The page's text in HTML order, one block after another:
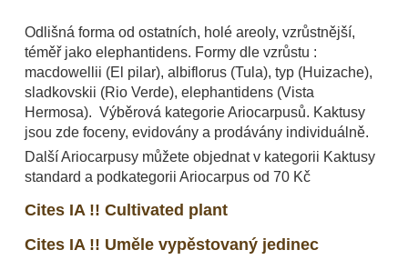
Odlišná forma od ostatních, holé areoly, vzrůstnější,
téměř jako elephantidens. Formy dle vzrůstu :
macdowellii (El pilar), albiflorus (Tula), typ (Huizache),
sladkovskii (Rio Verde), elephantidens (Vista
Hermosa). Výběrová kategorie Ariocarpusů. Kaktusy
jsou zde foceny, evidovány a prodávány individuálně.
Další Ariocarpusy můžete objednat v kategorii Kaktusy
standard a podkategorii Ariocarpus od 70 Kč
Cites IA !! Cultivated plant
Cites IA !! Uměle vypěstovaný jedinec